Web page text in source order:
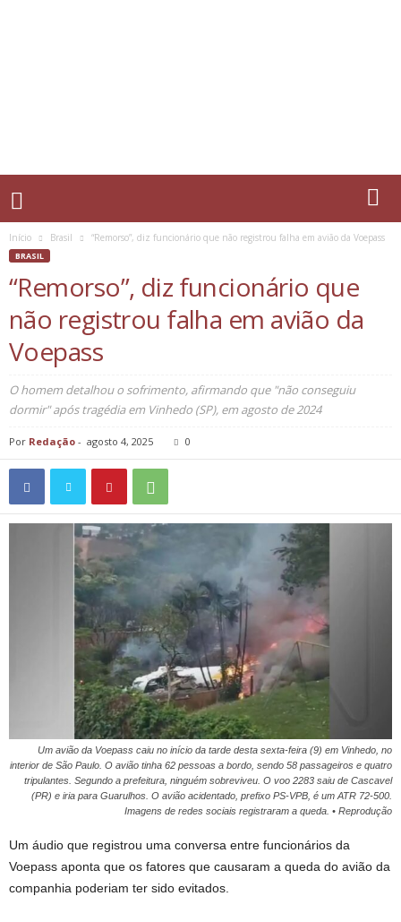
Início Brasil “Remorso”, diz funcionário que não registrou falha em avião da Voepass
BRASIL
“Remorso”, diz funcionário que
não registrou falha em avião da
Voepass
O homem detalhou o sofrimento, afirmando que "não conseguiu
dormir" após tragédia em Vinhedo (SP), em agosto de 2024
Por Redação - agosto 4, 2025 0
Um avião da Voepass caiu no início da tarde desta sexta-feira (9) em Vinhedo, no
interior de São Paulo. O avião tinha 62 pessoas a bordo, sendo 58 passageiros e quatro
tripulantes. Segundo a prefeitura, ninguém sobreviveu. O voo 2283 saiu de Cascavel
(PR) e iria para Guarulhos. O avião acidentado, prefixo PS-VPB, é um ATR 72-500.
Imagens de redes sociais registraram a queda. • Reprodução
Um áudio que registrou uma conversa entre funcionários da
Voepass aponta que os fatores que causaram a queda do avião da
companhia poderiam ter sido evitados.